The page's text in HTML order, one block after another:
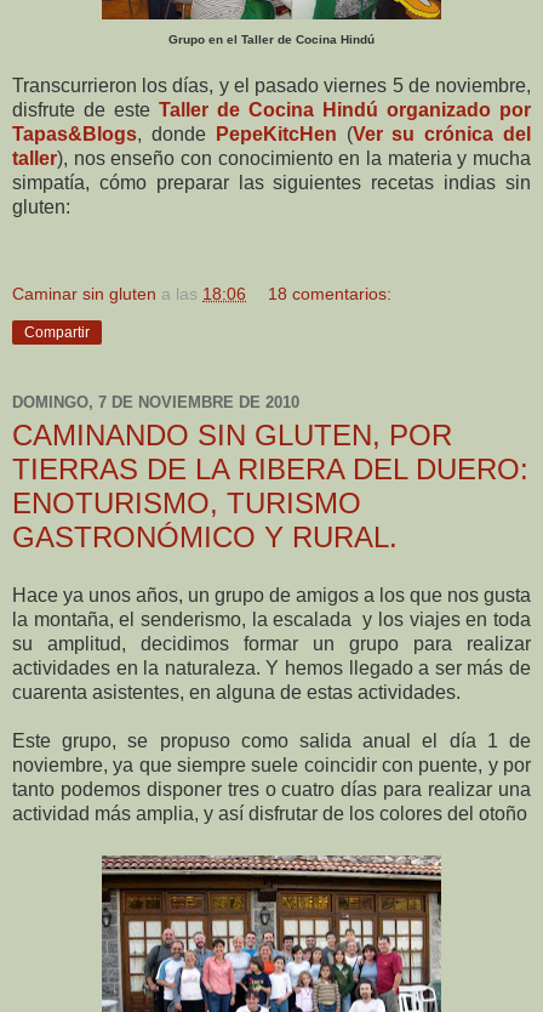
Grupo en el Taller de Cocina Hindú
Transcurrieron los días, y el pasado viernes 5 de noviembre,
disfrute de este Taller de Cocina Hindú organizado por
Tapas&Blogs, donde PepeKitcHen (Ver su crónica del
taller), nos enseño con conocimiento en la materia y mucha
simpatía, cómo preparar las siguientes recetas indias sin
gluten:
Caminar sin gluten a las 18:06 18 comentarios:
Compartir
DOMINGO, 7 DE NOVIEMBRE DE 2010
CAMINANDO SIN GLUTEN, POR
TIERRAS DE LA RIBERA DEL DUERO:
ENOTURISMO, TURISMO
GASTRONÓMICO Y RURAL.
Hace ya unos años, un grupo de amigos a los que nos gusta
la montaña, el senderismo, la escalada y los viajes en toda
su amplitud, decidimos formar un grupo para realizar
actividades en la naturaleza. Y hemos llegado a ser más de
cuarenta asistentes, en alguna de estas actividades.
Este grupo, se propuso como salida anual el día 1 de
noviembre, ya que siempre suele coincidir con puente, y por
tanto podemos disponer tres o cuatro días para realizar una
actividad más amplia, y así disfrutar de los colores del otoño